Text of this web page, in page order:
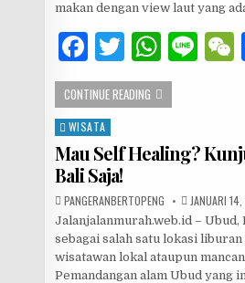
makan dengan view laut yang
F
a
c
e
b
o
o
k
T
w
it
r
W
h
at
A
p
p
Li
CONTINUE READING 5 TEMPAT MAKAN DI
Posted in
WISATA
Mau Self Healing?
Bali Saja!
AUTHOR:
PANGERANBERTOPENG PUBLISHED
JANUARI
Jalanjalanmurah.web.id – Ubud,
sebagai salah satu lokasi
wisatawan lokal ataupun
Pemandangan alam Ubud yang